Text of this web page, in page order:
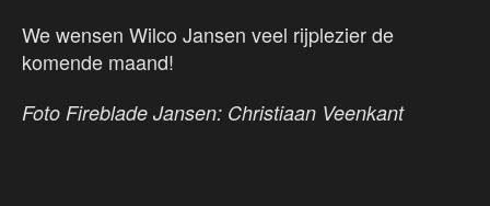
We wensen Wilco Jansen veel rijplezier de
komende maand!
Foto Fireblade Jansen: Christiaan Veenkant